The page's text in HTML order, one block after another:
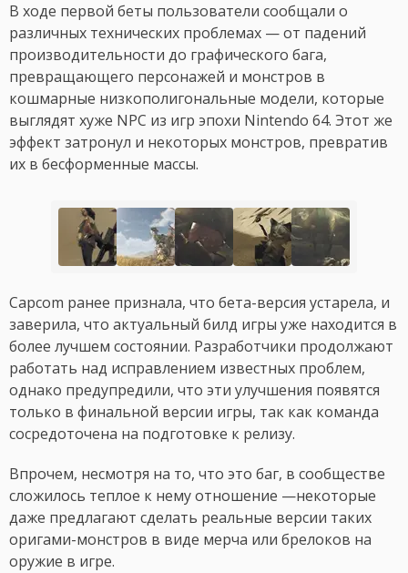
В ходе первой беты пользователи сообщали о
различных технических проблемах — от падений
производительности до графического бага,
превращающего персонажей и монстров в
кошмарные низкополигональные модели, которые
выглядят хуже NPC из игр эпохи Nintendo 64. Этот же
эффект затронул и некоторых монстров, превратив
их в бесформенные массы.
Capcom ранее признала, что бета-версия устарела, и
заверила, что актуальный билд игры уже находится в
более лучшем состоянии. Разработчики продолжают
работать над исправлением известных проблем,
однако предупредили, что эти улучшения появятся
только в финальной версии игры, так как команда
сосредоточена на подготовке к релизу.
Впрочем, несмотря на то, что это баг, в сообществе
сложилось теплое к нему отношение —некоторые
даже предлагают сделать реальные версии таких
оригами-монстров в виде мерча или брелоков на
оружие в игре.